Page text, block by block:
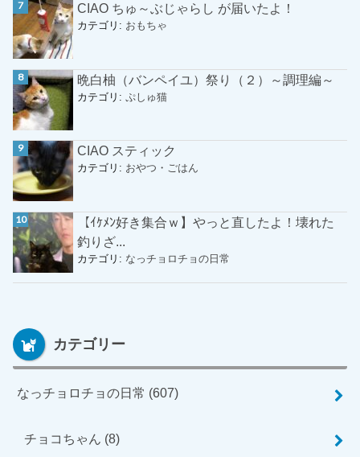
CIAO ちゅ～ぶじゃらし が届いたよ！
カテゴリ: おもちゃ
晩白柚（バンペイユ）祭り（２）～調理編～
カテゴリ:ぷしゅ猫
CIAO スティック
カテゴリ: おやつ・ごはん
【ｲｹﾒﾝ好き集合ｗ】やっと直したよ！壊れた
釣りざ...
カテゴリ: なっチョロチョの日常
カテゴリー
なっチョロチョの日常 (607)
チョコちゃん (8)